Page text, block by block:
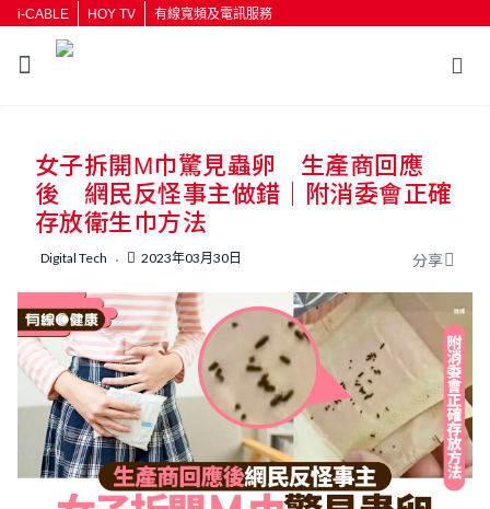
i-CABLE HOY TV 有線寬頻及電訊服務
按輸入鍵開始搜尋
女子拆開M巾驚見蟲卵 生產商回應
後 網民反怪事主做錯｜附消委會正確
存放衛生巾方法
Digital Tech 2023年03月30日 分享